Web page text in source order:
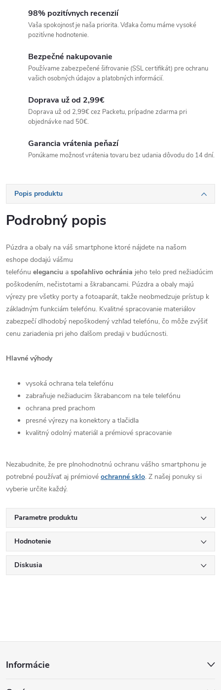
98% pozitívnych recenzií
Vaša spokojnosť je naša priorita. Vďaka čomu máme vysoké
pozitívne hodnotenie.
Bezpečné nakupovanie
Používame zabezpečené šifrovanie (SSL certifikát) pre ochranu
vašich osobných údajov a platobných informácií.
Doprava už od 2,99€
Doprava už od 2,99€ cez Packetu, prípadne zdarma pri
objednávke nad 50€.
Garancia vrátenia peňazí
Ponúkame možnosť vrátenia tovaru bez udania dôvodu do 14 dní.
Popis produktu
Podrobný popis
Púzdra a obaly na váš smartphone ktoré nájdete na našom
eshope dodajú vášmu
telefónu eleganciu a spoľahlivo ochránia jeho telo pred nežiadúcim
poškodením, nečistotami a škrabancami. Púzdra a obaly majú
výrezy pre všetky porty a fotoaparát, takže neobmedzuje prístup k
základným funkciám telefónu. Kvalitné spracovanie materiálov
zabezpečí dlhodobý nepoškodený vzhľad telefónu, čo môže zvýšiť
cenu zariadenia pri jeho ďalšom predaji v budúcnosti.
Hlavné výhody
vysoká ochrana tela telefónu
zabraňuje nežiaducim škrabancom na tele telefónu
ochrana pred prachom
presné výrezy na konektory a tlačidla
kvalitný odolný materiál a prémiové spracovanie
Nezabudnite, že pre plnohodnotnú ochranu vášho smartphonu je
potrebné používať aj prémiové ochranné sklo. Z našej ponuky si
vyberie určite každý.
Parametre produktu
Hodnotenie
Diskusia
Informácie